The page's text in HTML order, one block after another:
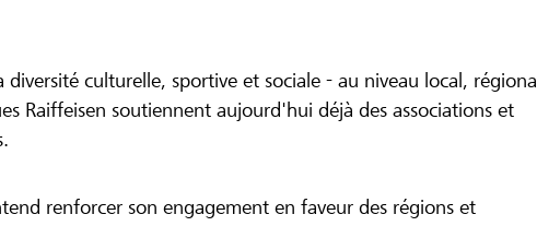
culturelle, sportive et sociale - au niveau local, régional
Raiffeisen soutiennent aujourd'hui déjà des associations et
renforcer son engagement en faveur des régions et